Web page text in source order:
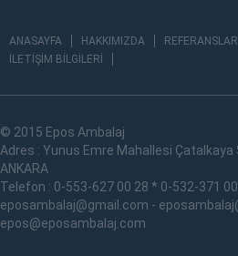
ANASAYFA HAKKIMIZDA REFERANSLAR
İLETİŞİM BİLGİLERİ
© 2015 Epos Ambalaj
Adres : Yunus Emre Mahallesi
ANKARA
Telefon : 0-553-627 00 28 * 0-532-371 00
eposambalaj@gmail.com -
epos@eposambalaj.com